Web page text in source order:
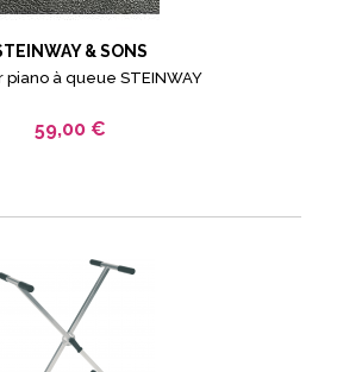
& SONS
piano à queue STEINWAY
59,00 €